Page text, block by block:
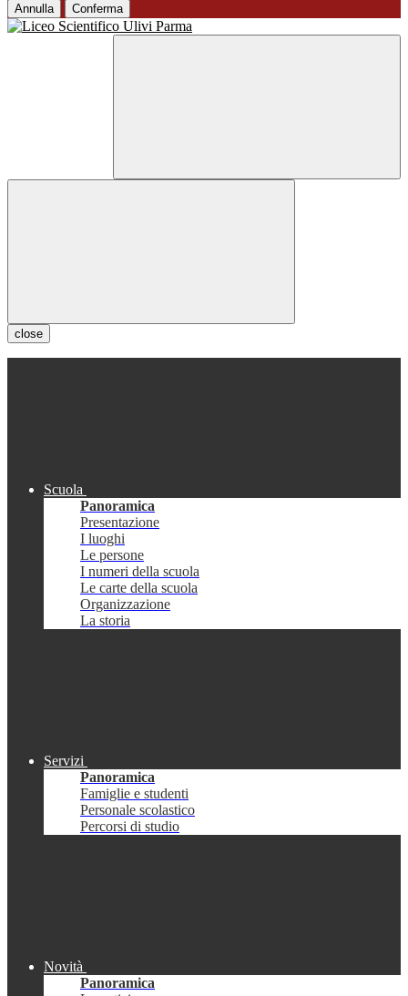
Annulla Conferma
close
Scuola
Panoramica
Presentazione
I luoghi
Le persone
I numeri della scuola
Le carte della scuola
Organizzazione
La storia
Servizi
Panoramica
Famiglie e studenti
Personale scolastico
Percorsi di studio
Novità
Panoramica